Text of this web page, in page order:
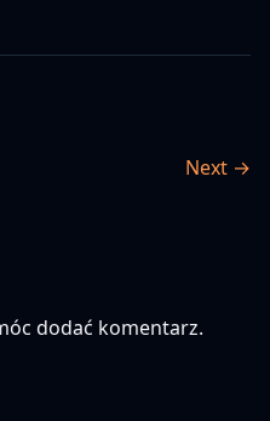
Next →
dodać komentarz.